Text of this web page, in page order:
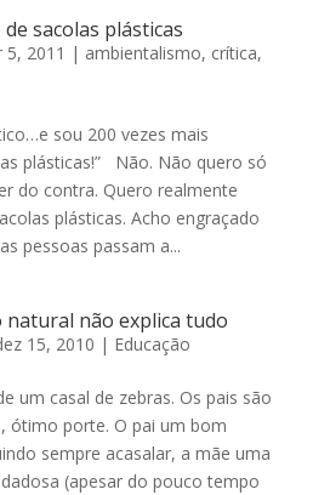
sacolas plásticas
5, 2011 | ambientalismo, crítica,
sou 200 vezes mais
plásticas!” Não. Não quero só
do contra. Quero realmente
plásticas. Acho engraçado
pessoas passam a...
natural não explica tudo
15, 2010 | Educação
um casal de zebras. Os pais são
ótimo porte. O pai um bom
sempre acasalar, a mãe uma
(apesar do pouco tempo